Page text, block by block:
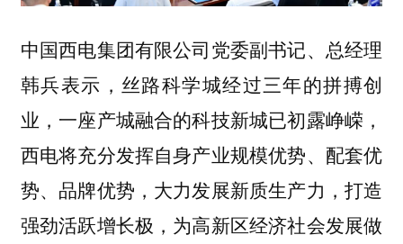
中国西电集团有限公司党委副书记、总经理
韩兵表示，丝路科学城经过三年的拼搏创
业，一座产城融合的科技新城已初露峥嵘，
西电将充分发挥自身产业规模优势、配套优
势、品牌优势，大力发展新质生产力，打造
强劲活跃增长极，为高新区经济社会发展做